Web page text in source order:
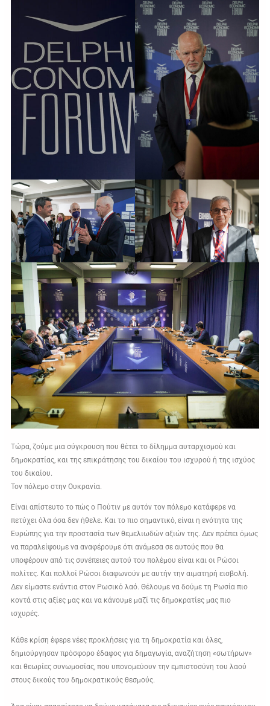
Τώρα, ζούμε μια σύγκρουση που θέτει το δίλημμα αυταρχισμού και
δημοκρατίας, και της επικράτησης του δικαίου του ισχυρού ή της ισχύος
του δικαίου.
Τον πόλεμο στην Ουκρανία.
Είναι απίστευτο το πώς ο Πούτιν με αυτόν τον πόλεμο κατάφερε να
πετύχει όλα όσα δεν ήθελε. Και το πιο σημαντικό, είναι η ενότητα της
Ευρώπης για την προστασία των θεμελιωδών αξιών της. Δεν πρέπει όμως
να παραλείψουμε να αναφέρουμε ότι ανάμεσα σε αυτούς που θα
υποφέρουν από τις συνέπειες αυτού του πολέμου είναι και οι Ρώσοι
πολίτες. Και πολλοί Ρώσοι διαφωνούν με αυτήν την αιματηρή εισβολή.
Δεν είμαστε ενάντια στον Ρωσικό λαό. Θέλουμε να δούμε τη Ρωσία πιο
κοντά στις αξίες μας και να κάνουμε μαζί τις δημοκρατίες μας πιο
ισχυρές.
Κάθε κρίση έφερε νέες προκλήσεις για τη δημοκρατία και όλες,
δημιούργησαν πρόσφορο έδαφος για δημαγωγία, αναζήτηση «σωτήρων»
και θεωρίες συνωμοσίας, που υπονομεύουν την εμπιστοσύνη του λαού
στους δικούς του δημοκρατικούς θεσμούς.